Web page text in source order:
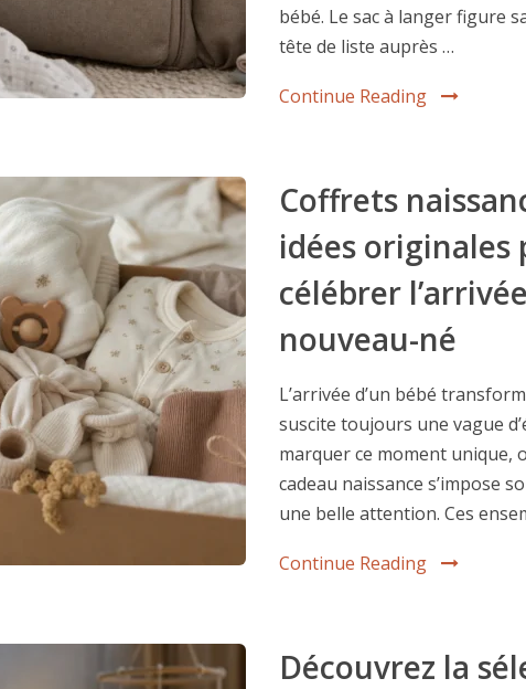
bébé. Le sac à langer figure
tête de liste auprès …
Continue Reading
Coffrets
idées originales
célébrer
nouveau-né
L’arrivée d’un bébé
suscite toujours une vague
marquer ce moment unique,
cadeau naissance s’impose
une belle attention. Ces
Continue Reading
Découvrez la